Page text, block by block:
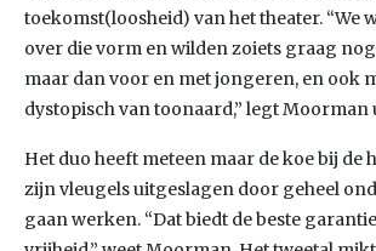
toekomst(loosheid) van het theater. “We
over die vorm en wilden zoiets graag
maar dan voor en met jongeren, en ook
dystopisch van toonaard,” legt Moorman
Het duo heeft meteen maar de koe bij de
zijn vleugels uitgeslagen door geheel
gaan werken. “Dat biedt de beste